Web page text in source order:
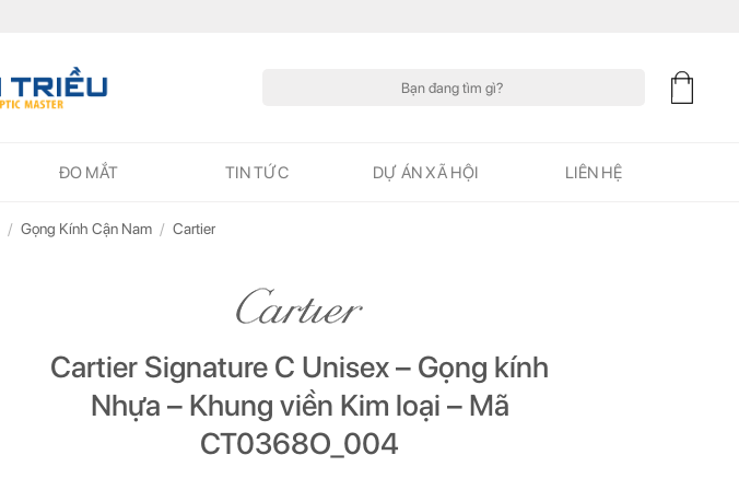
ĐO MẮT TIN TỨC DỰ ÁN XÃ HỘI LIÊN HỆ
/ Gọng Kính Cận Nam / Cartier
Cartier Signature C Unisex – Gọng kính
Nhựa – Khung viền Kim loại – Mã
CT0368O_004